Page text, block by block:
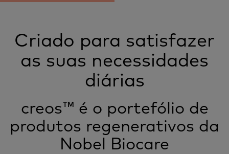
Criado para satisfazer
as suas necessidades
diárias
creos™ é o portefólio de
produtos regenerativos da
Nobel Biocare